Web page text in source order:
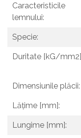
Caracteristicile
lemnului:
Specie:
Duritate [kG/
Dimensiunile plăcii:
Lățime [mm]:
Lungime [mm]: